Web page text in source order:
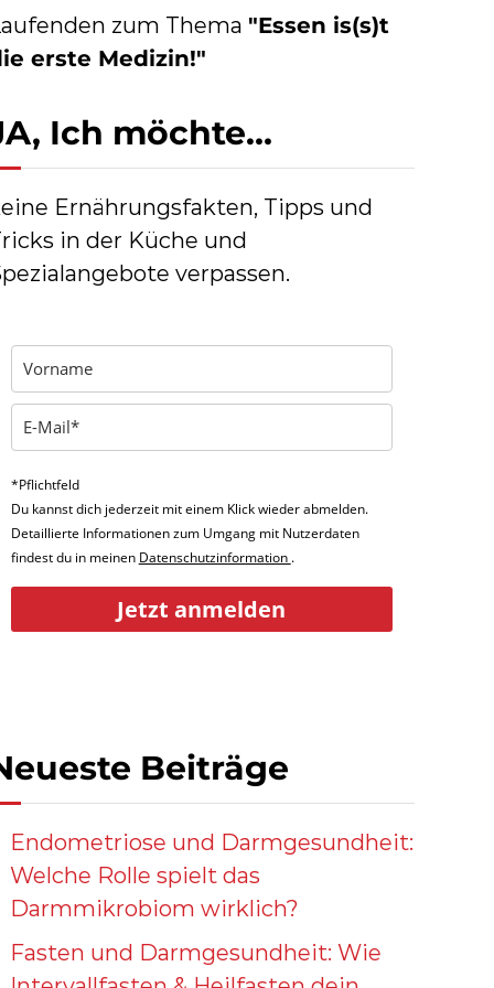
zum Thema "Essen is(s)t
erste Medizin!"
Ich möchte…
Ernährungsfakten, Tipps und
in der Küche und
verpassen.
*Pflichtfeld
Du kannst dich jederzeit mit einem Klick wieder abmelden.
Detaillierte Informationen zum Umgang mit Nutzerdaten
findest du in meinen Datenschutzinformation .
Jetzt anmelden
Beiträge
Endometriose und Darmgesundheit:
Welche Rolle spielt das
Darmmikrobiom wirklich?
Fasten und Darmgesundheit: Wie